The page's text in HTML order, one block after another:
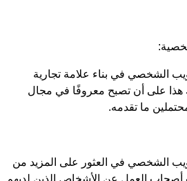
الشخصي في بناء علامة تجارية
على أن تصبح معروفًا في مجال
ما تقدمه.
الشخصي في العثور على المزيد من
أصحاب العمل عن الأشخاص الذين لديهم